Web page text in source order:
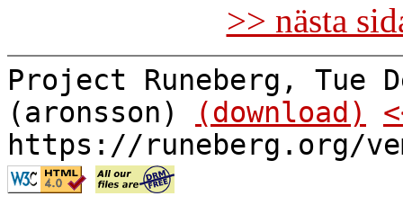
>> nästa
Project Runeberg, Tue
(aronsson)
(download)
https://runeberg.org/